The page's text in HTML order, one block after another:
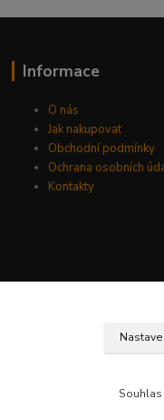
Informace
O nás
Jak nakupovat
Obchodní podmínky
Ochrana osobních
Kontakty